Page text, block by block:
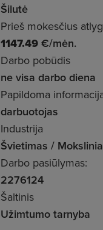
Šilutė
Prieš mokesčius
1147.49 €/mėn.
Darbo pobūdis
ne visa darbo diena
Papildoma
darbuotojas
Industrija
Švietimas /
Darbo pasiūlymas:
2276124
Šaltinis
Užimtumo tarnyba